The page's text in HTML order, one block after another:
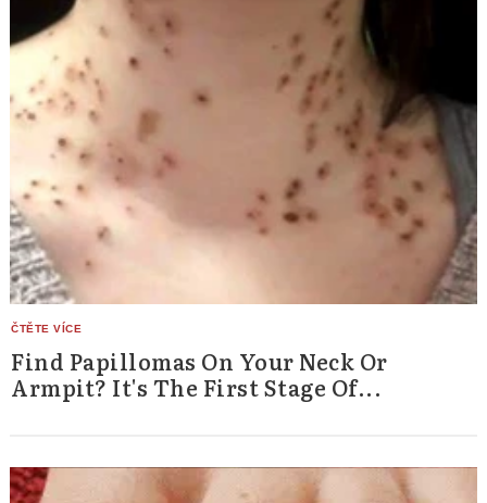
Find Papillomas On Your Neck Or
Armpit? It's The First Stage Of...